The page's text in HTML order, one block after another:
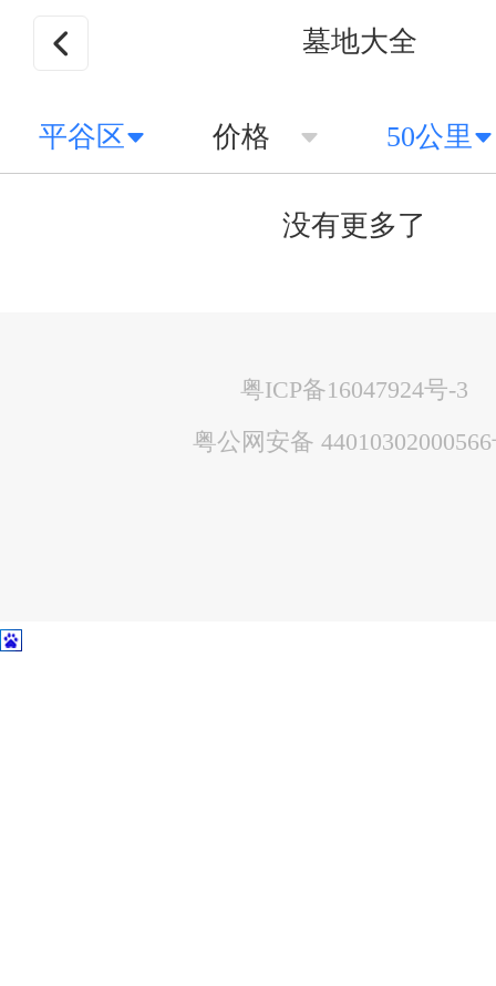
墓地大全
平谷区 价格 50公里
没有更多了
粤ICP备16047924号-3
粤公网安备